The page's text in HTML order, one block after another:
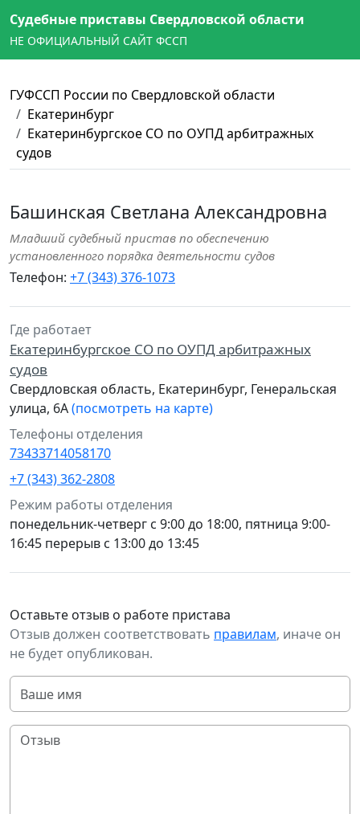
Судебные приставы Свердловской области
НЕ ОФИЦИАЛЬНЫЙ САЙТ ФССП
ГУФССП России по Свердловской области
Екатеринбург
Екатеринбургское СО по ОУПД арбитражных
судов
Башинская Светлана Александровна
Младший судебный пристав по обеспечению
установленного порядка деятельности судов
Телефон: +7 (343) 376-1073
Где работает
Екатеринбургское СО по ОУПД арбитражных
судов
Свердловская область, Екатеринбург, Генеральская
улица, 6А(посмотреть на карте)
Телефоны отделения
73433714058170
+7 (343) 362-2808
Режим работы отделения
понедельник-четверг с 9:00 до 18:00, пятница 9:00-
16:45 перерыв с 13:00 до 13:45
Оставьте отзыв о работе пристава
Отзыв должен соответствовать правилам, иначе он
не будет опубликован.